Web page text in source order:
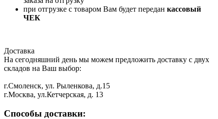
при отгрузке с товаром Вам будет передан кассовый
ЧЕК
Доставка
На сегодняшний день мы можем предложить доставку с двух
складов на Ваш выбор:
г.Смоленск, ул. Рыленкова, д.15
г.Москва, ул.Кетчерская, д. 13
Способы доставки: